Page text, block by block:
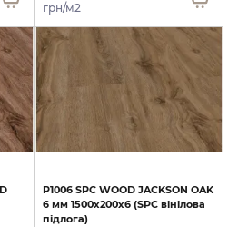
грн/м2
P1006 SPC WOOD JACKSON OAK
6 мм 1500х200х6 (SPC вінілова
підлога)